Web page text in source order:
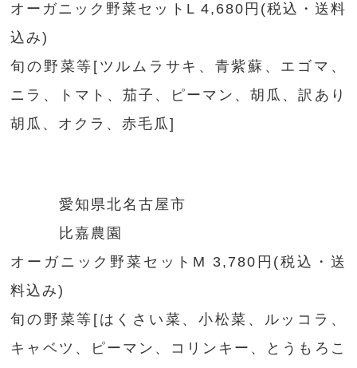
オーガニック野菜セットL 4,680円(税込・送料
込み)
旬の野菜等[ツルムラサキ、青紫蘇、エゴマ、
ニラ、トマト、茄子、ピーマン、胡瓜、訳あり
胡瓜、オクラ、赤毛瓜]
愛知県北名古屋市
比嘉農園
オーガニック野菜セットM 3,780円(税込・送
料込み)
旬の野菜等[はくさい菜、小松菜、ルッコラ、
キャベツ、ピーマン、コリンキー、とうもろこ